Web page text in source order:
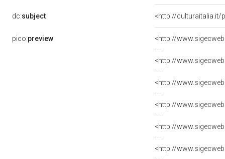
dc:subject <http://culturaitalia.it/
pico:preview <http://
<http://
<http://
<http://
<http://
<http://